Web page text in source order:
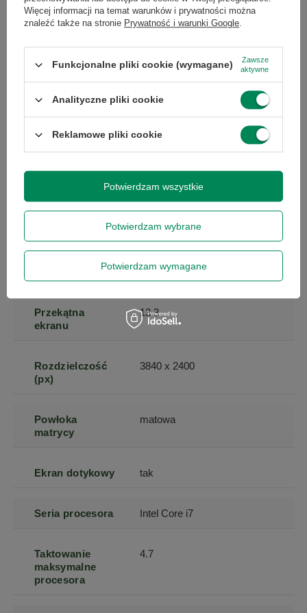
Marka Dell
Gwarancja
Gwarancja na 12
miesięcy
Marka Dell
Przekątna
ekranu
13.3
Rozdzielczość
(px)
3840 x 2400
Powłoka
matrycy
matowa
Ekran dotykowy tak
Seria procesora Intel Core i7
Taktowanie
maksymalne
procesora
4.7
Więcej informacji na temat warunków i prywatności można
znaleźć także na stronie Prywatność i warunki Google.
Funkcjonalne pliki cookie (wymagane)
Zawsze
aktywne
Analityczne pliki cookie
Reklamowe pliki cookie
Potwierdzam wybrane
Potwierdzam wymagane
Potwierdzam wszystkie